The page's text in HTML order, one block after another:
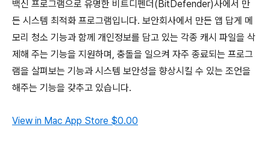
백신 프로그램으로 유명한 비트디펜더(BitDefender)사에서 만
든 시스템 최적화 프로그램입니다. 보안회사에서 만든 앱 답게 메
모리 청소 기능과 함께 개인정보를 담고 있는 각종 캐시 파일을 삭
제해 주는 기능을 지원하며, 충돌을 일으켜 자주 종료되는 프로그
램을 살펴보는 기능과 시스템 보안성을 향상시킬 수 있는 조언을
해주는 기능을 갖추고 있습니다.
View in Mac App Store $0.00